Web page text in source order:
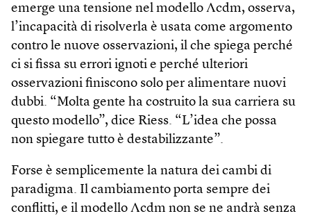
emerge una tensione nel modello Λcdm, osserva,
l’incapacità di risolverla è usata come argomento
contro le nuove osservazioni, il che spiega perché
ci si fissa su errori ignoti e perché ulteriori
osservazioni finiscono solo per alimentare nuovi
dubbi. “Molta gente ha costruito la sua carriera su
questo modello”, dice Riess. “L’idea che possa
non spiegare tutto è destabilizzante”.
Forse è semplicemente la natura dei cambi di
paradigma. Il cambiamento porta sempre dei
conflitti, e il modello Λcdm non se ne andrà senza